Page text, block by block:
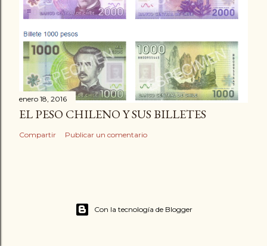
enero 18, 2016
EL PESO CHILENO Y SUS BILLETES
Compartir Publicar un comentario
Con la tecnología de Blogger